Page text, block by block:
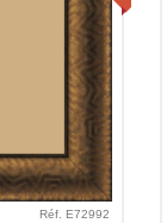
Réf. E72992